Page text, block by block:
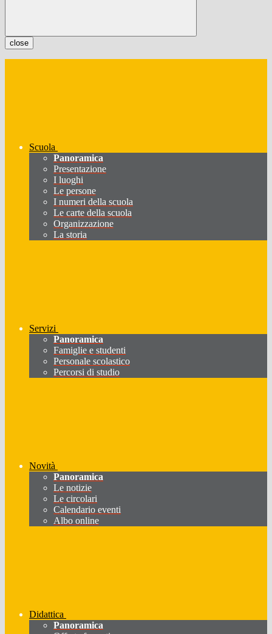
close
Scuola
Panoramica
Presentazione
I luoghi
Le persone
I numeri della scuola
Le carte della scuola
Organizzazione
La storia
Servizi
Panoramica
Famiglie e studenti
Personale scolastico
Percorsi di studio
Novità
Panoramica
Le notizie
Le circolari
Calendario eventi
Albo online
Didattica
Panoramica